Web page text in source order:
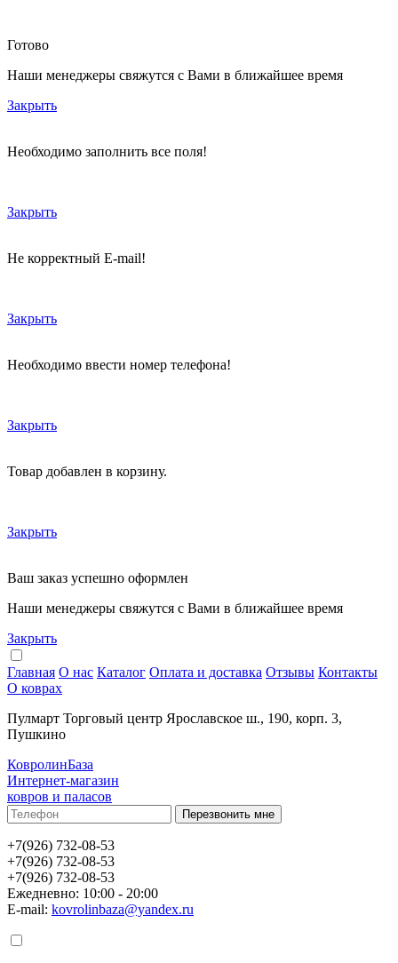
Готово
Наши менеджеры свяжутся с Вами в ближайшее время
Закрыть
Необходимо заполнить все поля!
Закрыть
Не корректный E-mail!
Закрыть
Необходимо ввести номер телефона!
Закрыть
Товар добавлен в корзину.
Закрыть
Ваш заказ успешно оформлен
Наши менеджеры свяжутся с Вами в ближайшее время
Закрыть
Главная О нас Каталог Оплата и доставка Отзывы Контакты
О коврах
Пулмарт Торговый центр Ярославское ш., 190, корп. 3,
Пушкино
КовролинБаза
Интернет-магазин
ковров и паласов
+7(926) 732-08-53
+7(926) 732-08-53
+7(926) 732-08-53
Ежедневно: 10:00 - 20:00
E-mail: kovrolinbaza@yandex.ru